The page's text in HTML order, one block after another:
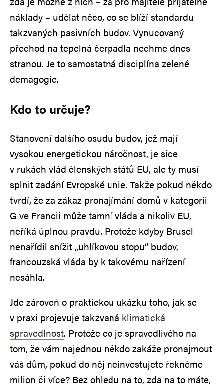
náklady – udělat něco, co se blíží standardu
takzvaných pasivních budov. Vynucovaný
přechod na tepelná čerpadla nechme dnes
stranou. Je to samostatná disciplína zelené
demagogie.
Kdo to určuje?
Stanovení dalšího osudu budov, jež mají
vysokou energetickou náročnost, je sice
v rukách vlád členských států EU, ale ty musí
splnit zadání Evropské unie. Takže pokud někdo
tvrdí, že za zákaz pronajímání domů v kategorii
G ve Francii může tamní vláda a nikoliv EU,
neříká úplnou pravdu. Protože kdyby Brusel
nenařídil snížit „uhlíkovou stopu“ budov,
francouzská vláda by k takovému nařízení
nesáhla.
Jde zároveň o praktickou ukázku toho, jak se
v praxi projevuje takzvaná klimatická
spravedlnost. Protože co je spravedlivého na
tom, že vám najednou někdo zakáže pronajmout
váš dům, pokud do něj neinvestujete řekněme
milion či více? Bez ohledu na to, zda na to máte,